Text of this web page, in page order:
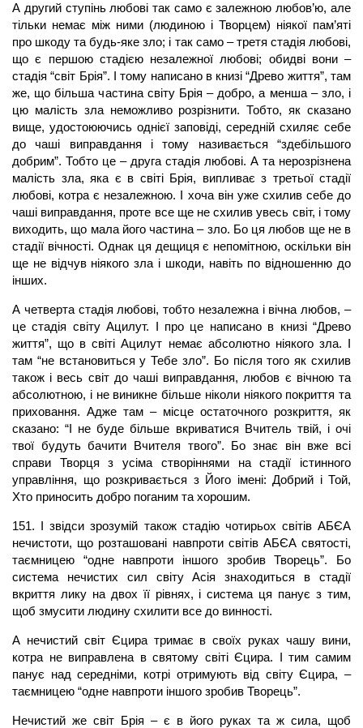
А другий ступінь любові так само є залежною любов’ю, але
тільки немає між ними (людиною і Творцем) ніякої пам’яті
про шкоду та будь-яке зло; і так само – третя стадія любові,
що є першою стадією незалежної любові; обидві вони –
стадія “світ Брія”. І тому написано в книзі “Древо життя”, там
же, що більша частина світу Брія – добро, а менша – зло, і
цю малість зла неможливо розрізнити. Тобто, як сказано
вище, удостоюючись однієї заповіді, середній схиляє себе
до чаші виправдання і тому називається “здебільшого
добрим”. Тобто це – друга стадія любові. А та нерозрізнена
малість зла, яка є в світі Брія, випливає з третьої стадії
любові, котра є незалежною. І хоча він уже схилив себе до
чаші виправдання, проте все ще не схилив увесь світ, і тому
виходить, що мала його частина – зло. Бо ця любов ще не в
стадії вічності. Однак ця дещиця є непомітною, оскільки він
ще не відчув ніякого зла і шкоди, навіть по відношенню до
інших.
А четверта стадія любові, тобто незалежна і вічна любов, –
це стадія світу Ацилут. І про це написано в книзі “Древо
життя”, що в світі Ацилут немає абсолютно ніякого зла. І
там “не встановиться у Тебе зло”. Бо після того як схилив
також і весь світ до чаші виправдання, любов є вічною та
абсолютною, і не виникне більше ніколи ніякого покриття та
приховання. Адже там – місце остаточного розкриття, як
сказано: “І не буде більше вкриватися Вчитель твій, і очі
твої будуть бачити Вчителя твого”. Бо знає він вже всі
справи Творця з усіма створіннями на стадії істинного
управління, що розкривається з Його імені: Добрий і Той,
Хто приносить добро поганим та хорошим.
151. І звідси зрозумій також стадію чотирьох світів АБЄА
нечистоти, що розташовані навпроти світів АБЄА святості,
таємницею “одне навпроти іншого зробив Творець”. Бо
система нечистих сил світу Асія знаходиться в стадії
вкриття лику на двох її рівнях, і система ця панує з тим,
щоб змусити людину схилити все до винності.
А нечистий світ Єцира тримає в своїх руках чашу вини,
котра не виправлена в святому світі Єцира. І тим самим
панує над середніми, котрі отримують від світу Єцира, –
таємницею “одне навпроти іншого зробив Творець”.
Нечистий же світ Брія – є в його руках та ж сила, щоб